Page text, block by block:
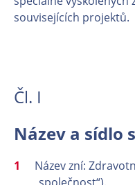
souvisejících projektů.
Čl. I
Název a sídlo
Název zní:
„společnost“).